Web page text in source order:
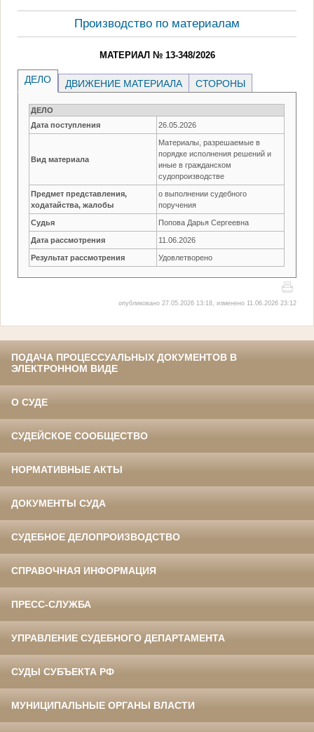
Производство по материалам
МАТЕРИАЛ № 13-348/2026
ДЕЛО ДВИЖЕНИЕ МАТЕРИАЛА СТОРОНЫ
ДЕЛО
Дата поступления
26.05.2026
Вид материала
Материалы, разрешаемые в
порядке исполнения решений и
иные в гражданском
судопроизводстве
Предмет представления,
ходатайства, жалобы
о выполнении судебного
поручения
Судья Попова Дарья Сергеевна
Дата рассмотрения 11.06.2026
Результат рассмотрения Удовлетворено
опубликовано 27.05.2026 13:18, изменено 11.06.2026 23:12
ПОДАЧА ПРОЦЕССУАЛЬНЫХ ДОКУМЕНТОВ В
ЭЛЕКТРОННОМ ВИДЕ
О СУДЕ
СУДЕЙСКОЕ СООБЩЕСТВО
НОРМАТИВНЫЕ АКТЫ
ДОКУМЕНТЫ СУДА
СУДЕБНОЕ ДЕЛОПРОИЗВОДСТВО
СПРАВОЧНАЯ ИНФОРМАЦИЯ
ПРЕСС-СЛУЖБА
УПРАВЛЕНИЕ СУДЕБНОГО ДЕПАРТАМЕНТА
СУДЫ СУБЪЕКТА РФ
МУНИЦИПАЛЬНЫЕ ОРГАНЫ ВЛАСТИ